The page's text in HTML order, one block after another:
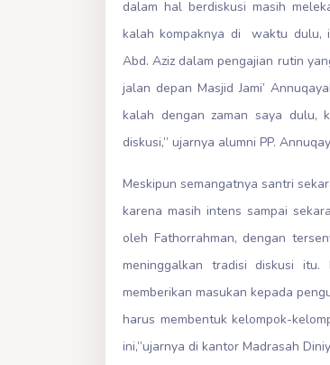
dalam hal berdiskusi masih
kalah kompaknya di waktu dulu,
Abd. Aziz dalam pengajian rutin
jalan depan Masjid Jami’
kalah dengan zaman saya dulu,
diskusi,” ujarnya alumni PP.
Meskipun semangatnya santri
karena masih intens sampai
oleh Fathorrahman, dengan
meninggalkan tradisi diskusi
memberikan masukan kepada
harus membentuk kelompok-
ini,”ujarnya di kantor Madrasah